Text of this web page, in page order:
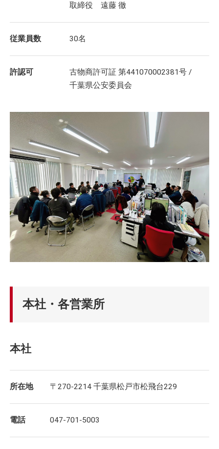
取締役 遠藤 徹
従業員数 30名
許認可
古物商許可証 第441070002381号 /
千葉県公安委員会
本社・各営業所
本社
所在地 〒270-2214 千葉県松戸市松飛台229
電話 047-701-5003